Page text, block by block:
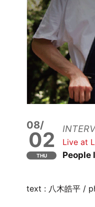
08/
02
THU
Live at
People
text : 八木皓平 /